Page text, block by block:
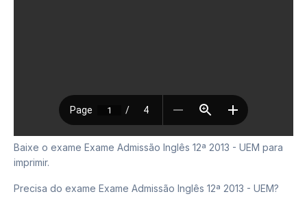
Baixe o exame Exame Admissão Inglês 12ª 2013 - UEM para
imprimir.
Precisa do exame Exame Admissão Inglês 12ª 2013 - UEM?